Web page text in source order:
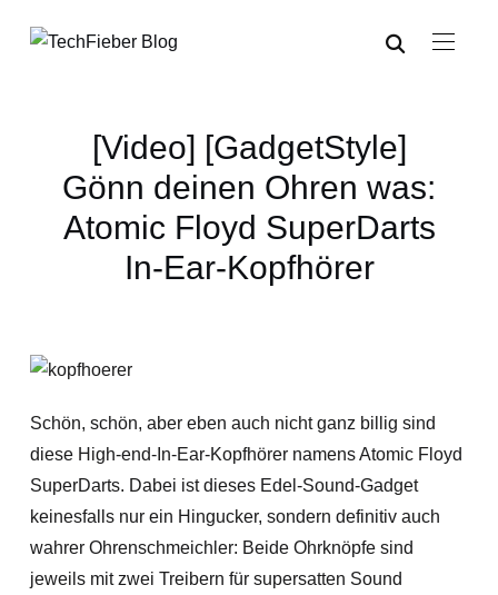
[Video] [GadgetStyle]
Gönn deinen Ohren was:
Atomic Floyd SuperDarts
In-Ear-Kopfhörer
Schön, schön, aber eben auch nicht ganz billig sind
diese High-end-In-Ear-Kopfhörer namens Atomic Floyd
SuperDarts. Dabei ist dieses Edel-Sound-Gadget
keinesfalls nur ein Hingucker, sondern definitiv auch
wahrer Ohrenschmeichler: Beide Ohrknöpfe sind
jeweils mit zwei Treibern für supersatten Sound